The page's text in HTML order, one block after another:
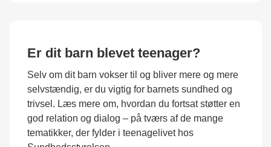
Er dit barn blevet teenager?
Selv om dit barn vokser til og bliver mere og mere
selvstændig, er du vigtig for barnets sundhed og
trivsel. Læs mere om, hvordan du fortsat støtter en
god relation og dialog – på tværs af de mange
tematikker, der fylder i teenagelivet hos